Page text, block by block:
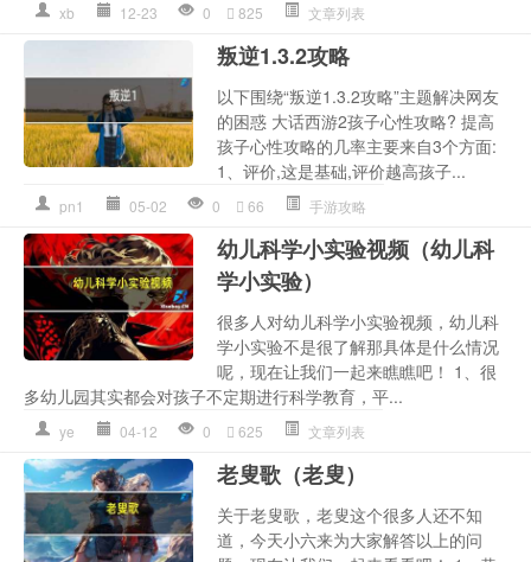
xb 12-23 0 825 文章列表
叛逆1.3.2攻略
以下围绕“叛逆1.3.2攻略”主题解决网友
的困惑 大话西游2孩子心性攻略? 提高
孩子心性攻略的几率主要来自3个方面:
1、评价,这是基础,评价越高孩子...
pn1 05-02 0 66 手游攻略
幼儿科学小实验视频（幼儿科
学小实验）
很多人对幼儿科学小实验视频，幼儿科
学小实验不是很了解那具体是什么情况
呢，现在让我们一起来瞧瞧吧！ 1、很
多幼儿园其实都会对孩子不定期进行科学教育，平...
ye 04-12 0 625 文章列表
老叟歌（老叟）
关于老叟歌，老叟这个很多人还不知
道，今天小六来为大家解答以上的问